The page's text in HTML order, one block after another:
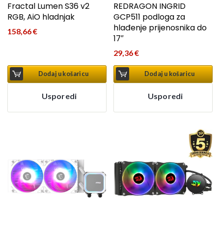
Fractal Lumen S36 v2
RGB, AiO hladnjak
158,66€
Dodaj u košaricu
Usporedi
REDRAGON INGRID
GCP511 podloga za
hlađenje prijenosnika do
17″
29,36€
Dodaj u košaricu
Usporedi